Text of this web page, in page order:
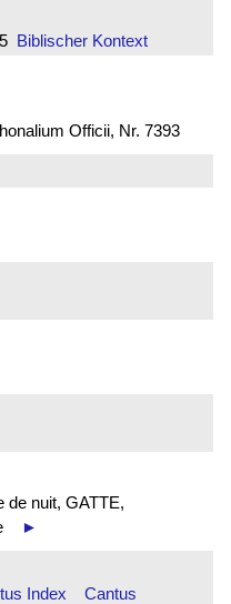
Biblischer Kontext
Officii, Nr. 7393
de nuit, GATTE,
►
Index
Cantus